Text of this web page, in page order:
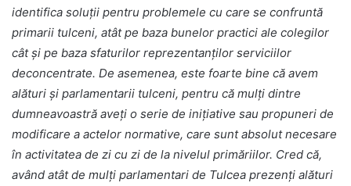
identifica soluții pentru problemele cu care se confruntă
primarii tulceni, atât pe baza bunelor practici ale colegilor
cât și pe baza sfaturilor reprezentanților serviciilor
deconcentrate. De asemenea, este foarte bine că avem
alături și parlamentarii tulceni, pentru că mulți dintre
dumneavoastră aveți o serie de inițiative sau propuneri de
modificare a actelor normative, care sunt absolut necesare
în activitatea de zi cu zi de la nivelul primăriilor. Cred că,
având atât de mulți parlamentari de Tulcea prezenți alături